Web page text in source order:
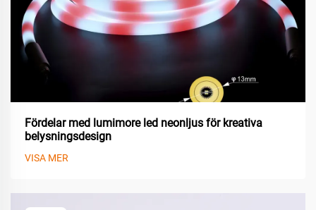
Fördelar med lumimore led neonljus för kreativa
belysningsdesign
VISA MER